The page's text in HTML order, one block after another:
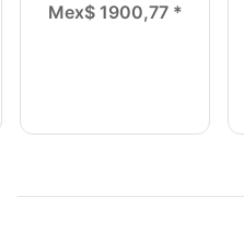
Mex$ 1900,77 *